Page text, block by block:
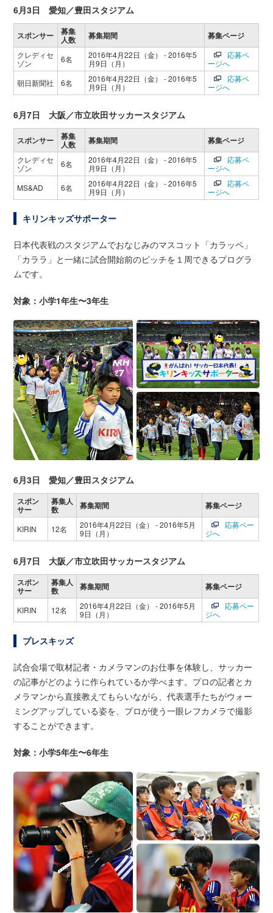
6月3日 愛知／豊田スタジアム
スポンサー 募集
人数 募集期間 募集ページ
クレディセ
ゾン
6名
2016年4月22日（金） - 2016年5
月9日（月）
応募ペ
ージへ
朝日新聞社
6名
2016年4月22日（金） - 2016年5
月9日（月）
応募ペ
ージへ
6月7日 大阪／市立吹田サッカースタジアム
スポンサー 募集
人数 募集期間 募集ページ
クレディセ
ゾン
6名
2016年4月22日（金） - 2016年5
月9日（月）
応募ペ
ージへ
MS&AD
6名
2016年4月22日（金） - 2016年5
月9日（月）
応募ペ
ージへ
キリンキッズサポーター
日本代表戦のスタジアムでおなじみのマスコット「カラッペ」
「カララ」と一緒に試合開始前のピッチを１周できるプログラ
ムです。
対象：小学1年生〜3年生
6月3日 愛知／豊田スタジアム
スポン
サー
募集人
数 募集期間 募集ページ
KIRIN 12名
2016年4月22日（金） - 2016年5月
9日（月）
応募ペー
ジへ
6月7日 大阪／市立吹田サッカースタジアム
スポン
サー
募集人
数 募集期間 募集ページ
KIRIN 12名
2016年4月22日（金） - 2016年5月
9日（月）
応募ペー
ジへ
プレスキッズ
試合会場で取材記者・カメラマンのお仕事を体験し、サッカー
の記事がどのように作られているか学べます。プロの記者とカ
メラマンから直接教えてもらいながら、代表選手たちがウォー
ミングアップしている姿を、プロが使う一眼レフカメラで撮影
することができます。
対象：小学5年生〜6年生